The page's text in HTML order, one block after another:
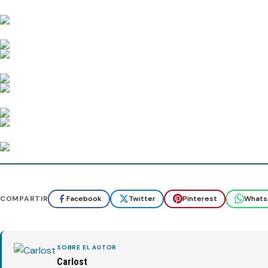
COMPARTIR Facebook Twitter Pinterest
SOBRE EL AUTOR
Carlost